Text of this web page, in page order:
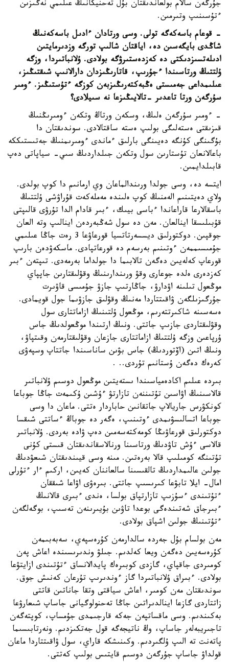
جۇرگەن سالام بولعاندىقتان بۇل تەحنيكانىڭ عىلىمي نەگىزىن
ءتۇسىنىپ وتىرمىن.
- قوعام باسەكەگە تولى. وسى ورتادان ءادىل باسەكەنىڭ
شاڭدى بايگەسىن دە، اياقتان شالىپ تورگە وزدىرمايتىن
ادىلەتسىزدىكتى دە كەزدەستىرۋگە بولادى. ۇلانباتىردا، وزگە
ۇلتتىڭ ورتاسىندا ءجۇرىپ، قاتارىڭىزدان دارالانىپ شىقتىڭىز،
عىلىمداعى جەمىستى ەڭبەكتەرىڭىزبەن كوزگە ءتۇستىڭىز. ءومىر
سۇرگەن ورتا تاعدىر -تالايىڭىزعا نە سىيلادى؟
- ءومىر سۇرگەن ەلىڭ، وسكەن ورتاڭ وتكەن ءومىرىڭنىڭ
قىزىقتى ەستەلىگى بولىپ ەستە ساقتالادى. سوندىقتان دا
بۇگىنگى كۇنگە دەيىنگى بارلىق ءماندى ءومىرىمنىڭ جەتىستىككە
باعالانعان تۇستارىن سول وتكەن جىلداردىڭ سىي- سياپاتى دەپ
قابىلدايمىن.
ايتسە دە، وسى جولدا ورىندالماعان وي ارمانىم دا كوپ بولدى.
ولاي دەيتىنىم الەمنىڭ كوپ ەلىندە مەملەكەت قۇراۋشى ۇلتتىڭ
باسقالارعا قاراعاندا ءباسى بيىك، ءبىر قادام الدا تۇرۋى قالىپتى
قۇبىلىسقا اينالعان. مەن دە سول شەڭبەردەن اينالىپ وتە العان
جوقپىن. دوكتورلىق ديسسەرتاتسيا قورعاۋعا 3 رەت جاڭا عىلىمي
جۇمىسىممەن ءوتىنىم بەرسەم دە قورعاتپادى. ماسكەۋدەن بارىپ
قورعاپ كەلەيىن دەگەن تالابىما دا جولداما بەرمەدى. تىپتەن ءبىر
كەزدەرى ەلدە جوعارى وقۋ ورىندارىنىڭ وقۋلىقتارىن جاپپاي
موڭعول تىلىنە اۋدارۋ، جاڭارتىپ جازۋ جۇمىسى قاۋىرت
جۇرگىزىلگەن ۋاقىتتاردا مەنىڭ وقۋلىق جازۋىما جول قويمادى.
ەسەسىنە شاكىرتتەرىم، موڭعول ۇلتىنىڭ ازاماتتارى سول
وقۋلىقتاردى جازىپ جاتتى. ونىڭ ارتىندا موڭعولدىڭ جاس
ۇرپاعىن وزگە ۇلتتىڭ ازاماتتارى جازعان وقۋلىقتارمەن وقىتپاۋ،
ونىڭ اتىن (اۆتوردىڭ) جاس بۋىن ساناسىندا جاتتاپ وسپەۋى
كەرەك دەگەن ۇستانىم تۇردى.. .
بىردە عىلىم اكادەمياسىندا ىستەيتىن موڭعول دوسىم ۇلانباتىر
قالاسىنىڭ اۋاسىن تۇتىننەن تازارتۋ ءۇشىن ۇكىمەت جاڭا جوباعا
كونكۋرس جاريالاپ جاتقانىن حاباردار ەتتى. ماعان دا وسى
جوباعا اتسالىسۋىمدى ءوتىنىپ، ەگەر دە جوباڭ ءساتتى شىقسا
دوكتورلىق قورعاۋىڭا كومەكتەسەمىن دەپ ۋادە بەردى. ۇلانباتىر
قالاسى ءۇش تاۋدىڭ ورتاسىنا ورنالاسقاندىقتان قىستى كۇنى
تۇتىنگە كومىلىپ قالا بەرەتىن. مىنە وسى قيىندىقتان شىعۋدىڭ
جولىن عالىمداردىڭ تالقىسىنا سالعاننان كەيىن، اركىم ءار ءتۇرلى
امال- ايلا تابۋعا كىرىسىپ جاتتى. بىرەۋى اۋاعا شىققان
ءتۇتىندى ءسۇزىپ تازارتپاق بولسا، ەندى ءبىرى قالانىڭ
ءبىرجاق شەتىندەگى بوعدا تاۋىن بۇيىرىنەن تەسىپ، بوگەلگەن
ءتۇتىنىڭ جولىن اشپاق بولادى.
مەن بولسام بۇل جەردە سالدارمەن كۇرەسپەي، سەبەبىمەن
كۇرەسەيىن دەگەن ويعا كەلدىم. جىلۋ وندىرىسىندە اعاش پەن
كومىردى جاقپاي، گازدى كوبىرەك پايدالانساق ءتۇتىندى ازايتۋعا
بولادى. ءبىراق ۇلانباتىردا گاز ءوندىرىپ تۇرعان كەنىش جوق.
سوندىقتان مەن كومىر، اعاش سياقتى وتقا جاناتىن قاتتى
زاتتاردى گازعا اينالدىراتىن جاڭا تەحنولوگيانى جاساپ شىعارۋعا
بەكىندىم. وسى ماقساتپەن جەكە قارجىمدى جۇمساپ، كوپتەگەن
تاجىريبەلەر جاساپ، وڭ ناتيجەگە قول جەتكىزدىم. ونەرتابىسىما
پاتەنت تە الىپ ۇلگىردىم. وكىنىشكە قاراي، سول ۋاقىتتاردا ماعان
قولداۋ جاساپ جۇرگەن دوسىم قايتىس بولىپ كەتتى.